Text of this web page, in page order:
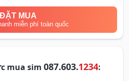
ĐẶT MUA
miễn phí toàn quốc
mua sim 087.603.1234: